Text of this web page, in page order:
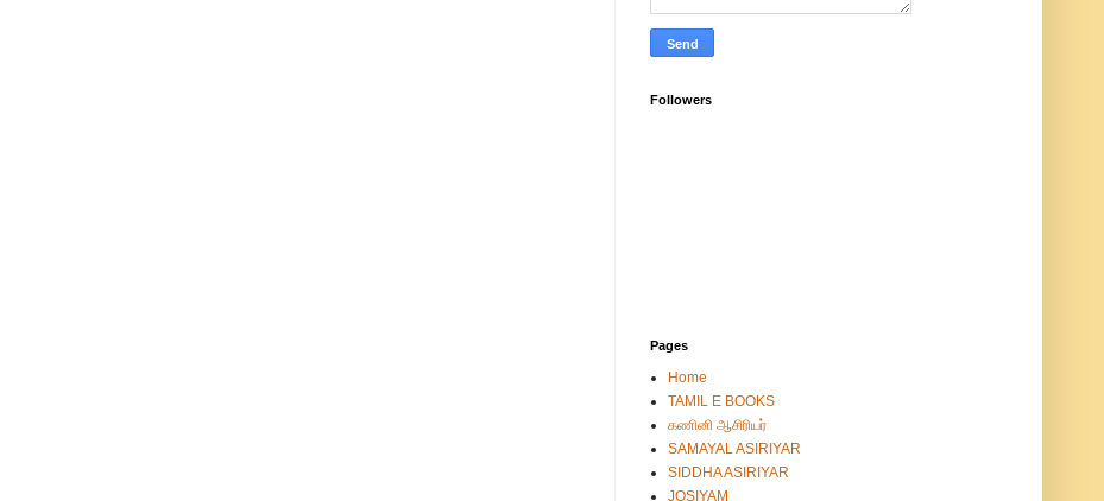
Followers
Pages
Home
TAMIL E BOOKS
கணினி ஆசிரியர்
SAMAYAL ASIRIYAR
SIDDHA ASIRIYAR
JOSIYAM